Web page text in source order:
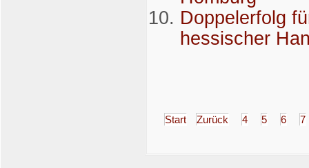
Doppelerfolg
hessischer
Start Zurück 4 5 6 7